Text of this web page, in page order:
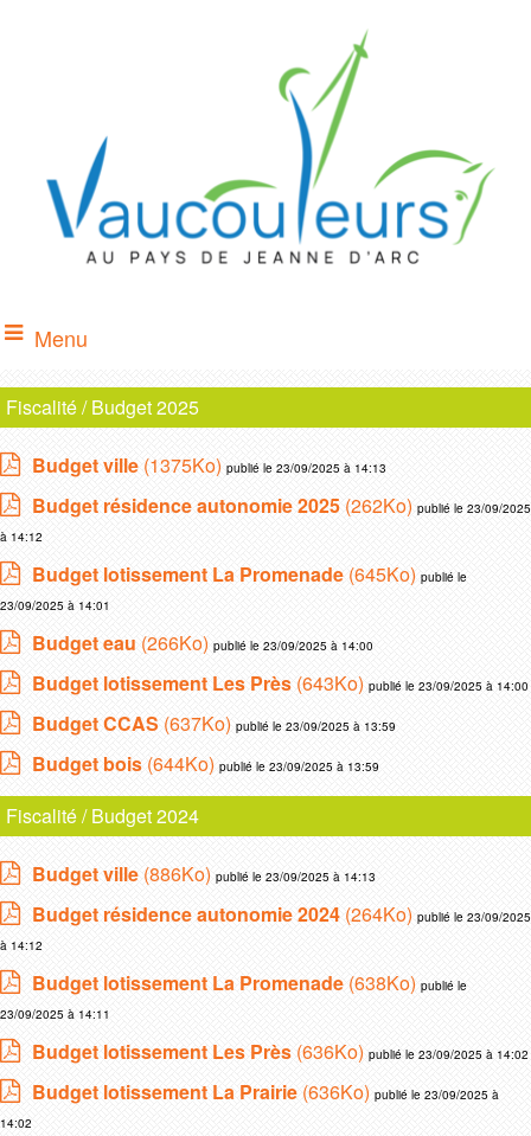
Menu
Fiscalité / Budget 2025
Budget ville (1375Ko) publié le 23/09/2025 à 14:13
Budget résidence autonomie 2025 (262Ko) publié le 23/09/2025
à 14:12
Budget lotissement La Promenade (645Ko) publié le
23/09/2025 à 14:01
Budget eau (266Ko) publié le 23/09/2025 à 14:00
Budget lotissement Les Près (643Ko) publié le 23/09/2025 à 14:00
Budget CCAS (637Ko) publié le 23/09/2025 à 13:59
Budget bois (644Ko) publié le 23/09/2025 à 13:59
Fiscalité / Budget 2024
Budget ville (886Ko) publié le 23/09/2025 à 14:13
Budget résidence autonomie 2024 (264Ko) publié le 23/09/2025
à 14:12
Budget lotissement La Promenade (638Ko) publié le
23/09/2025 à 14:11
Budget lotissement Les Près (636Ko) publié le 23/09/2025 à 14:02
Budget lotissement La Prairie (636Ko) publié le 23/09/2025 à
14:02